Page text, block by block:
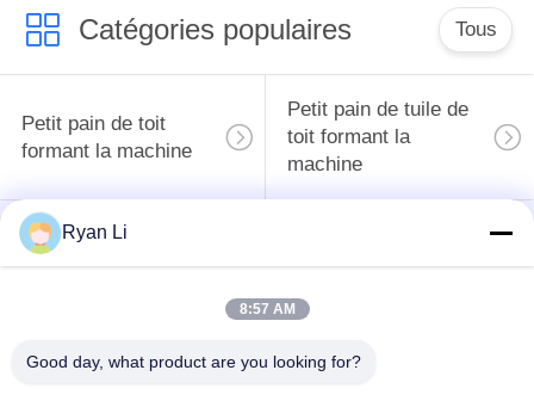
Catégories populaires Tous
Petit pain de toit
formant la machine
Petit pain de tuile de
toit formant la
machine
Machine de formage
de rouleaux de tuyau
de rouleaux de porte
Machines de formage
coupez à la longueur
Ryan Li
8:57 AM
Good day, what product are you looking for?